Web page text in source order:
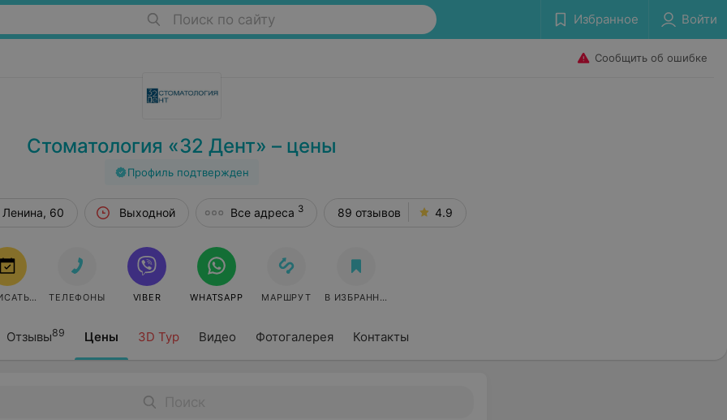
Поиск по сайту Избранное Войти
Сообщить об ошибке
Стоматология «32 Дент» – цены
Профиль подтвержден
Отзывы89 Цены 3D Тур Видео Фотогалерея Контакты
Ленина, 60 Выходной Все адреса 3 89 отзывов 4.9
ТЕЛЕФОНЫ VIBER WHATSAPP МАРШРУТ В ИЗБРАННОЕ